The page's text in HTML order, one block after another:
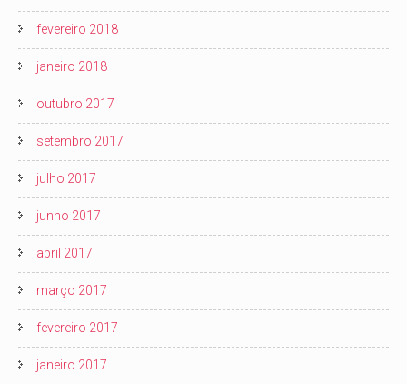
fevereiro 2018
janeiro 2018
outubro 2017
setembro 2017
julho 2017
junho 2017
abril 2017
março 2017
fevereiro 2017
janeiro 2017